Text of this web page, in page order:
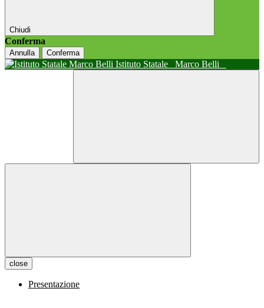
Chiudi
Conferma
Annulla Conferma
Istituto Statale Marco Belli
close
Presentazione